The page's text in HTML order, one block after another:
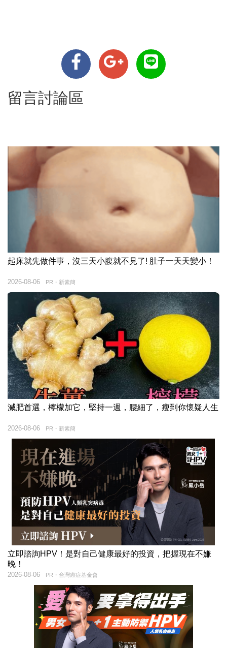
留言討論區
起床就先做件事，沒三天小腹就不見了! 肚子一天天變小！
PR・新素簡
2026-08-06
減肥首選，檸檬加它，堅持一週，腰細了，瘦到你懷疑人生
PR・新素簡
2026-08-06
立即諮詢HPV！是對自己健康最好的投資，把握現在不嫌
晚！
PR・台灣癌症基金會
2026-08-06